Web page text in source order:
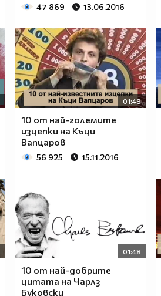
47 869 13.06.2016
01:48
10 от най-големите
изцепки на Къци
Вапцаров
56 925 15.11.2016
01:48
10 от най-добрите
цитата на Чарлз
Буковски